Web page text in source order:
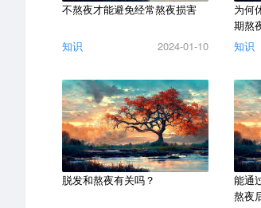
不熬夜才能避免经常熬夜损害
知识 2024-01-10
为何
期熬
知识
脱发和熬夜有关吗？
能通
熬夜